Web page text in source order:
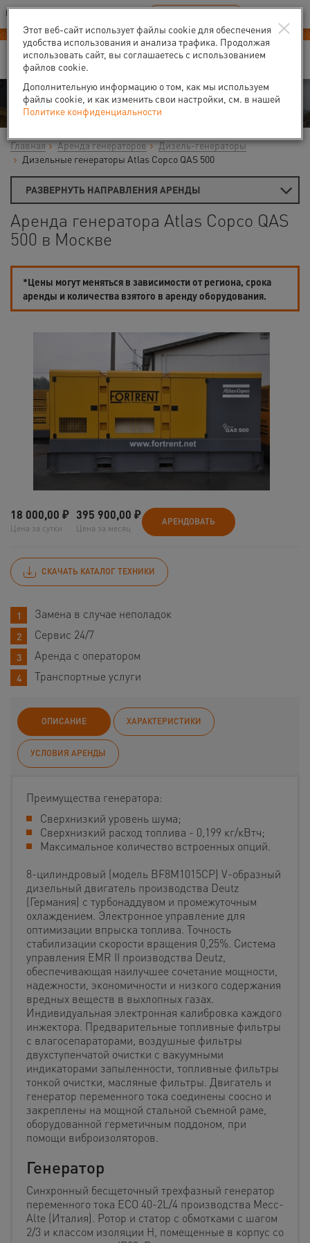
Ваш город:Москва
В Вашем регионе нет наших офисов RU EN
Аренда
Главная Аренда генераторов
Дизель-генераторы
Дизельные генераторы Atlas Copco QAS 500
РАЗВЕРНУТЬ НАПРАВЛЕНИЯ АРЕНДЫ
Аренда генератора Atlas Copco QAS
500 в Москве
*Цены могут меняться в зависимости от региона, срока
аренды и количества взятого в аренду оборудования.
18 000,00 ₽
Цена за сутки
395 900,00 ₽
Цена за месяц
АРЕНДОВАТЬ
СКАЧАТЬ КАТАЛОГ ТЕХНИКИ
Замена в случае неполадок
Сервис 24/7
Аренда с оператором
Транспортные услуги
ОПИСАНИЕ ХАРАКТЕРИСТИКИ
УСЛОВИЯ АРЕНДЫ
Преимущества генератора:
Сверхнизкий уровень шума;
Сверхнизкий расход топлива - 0,199 кг/кВтч;
Максимальное количество встроенных опций.
8-цилиндровый (модель BF8M1015CP) V-образный
дизельный двигатель производства Deutz
(Германия) с турбонаддувом и промежуточным
охлаждением. Электронное управление для
оптимизации впрыска топлива. Точность
стабилизации скорости вращения 0,25%. Система
управления EMR II производства Deutz,
обеспечивающая наилучшее сочетание мощности,
надежности, экономичности и низкого содержания
вредных веществ в выхлопных газах.
Индивидуальная электронная калибровка каждого
инжектора. Предварительные топливные фильтры
с влагосепараторами, воздушные фильтры
двухступенчатой очистки с вакуумными
индикаторами запыленности, топливные фильтры
тонкой очистки, масляные фильтры. Двигатель и
генератор переменного тока соединены соосно и
закреплены на мощной стальной съемной раме,
оборудованной герметичным поддоном, при
помощи виброизоляторов.
Генератор
Синхронный бесщеточный трехфазный генератор
переменного тока ECO 40-2L/4 производства Mecc-
Alte (Италия). Ротор и статор с обмотками с шагом
2/3 и классом изоляции Н, помещенные в корпус со
×
Этот веб-сайт использует файлы cookie для обеспечения
удобства использования и анализа трафика. Продолжая
использовать сайт, вы соглашаетесь с использованием
файлов cookie.
Дополнительную информацию о том, как мы используем
файлы cookie, и как изменить свои настройки, см. в нашей
Политике конфиденциальности